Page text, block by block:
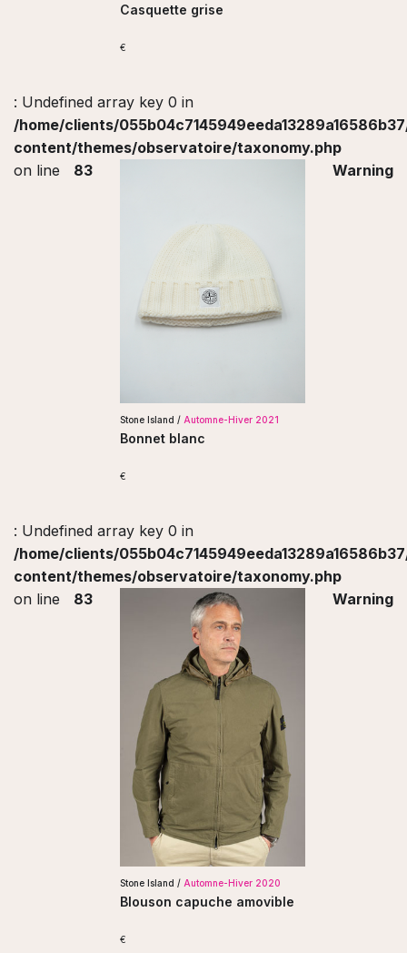
Casquette grise
€
: Undefined array key 0 in
/home/clients/
content/themes/observatoire/taxonomy.php
on line
83
Stone Island / Automne-Hiver 2021
Bonnet blanc
€
Warning
: Undefined array key 0 in
/home/clients/
content/themes/observatoire/taxonomy.php
on line
83
Stone Island / Automne-Hiver 2020
Blouson capuche amovible
€
Warning